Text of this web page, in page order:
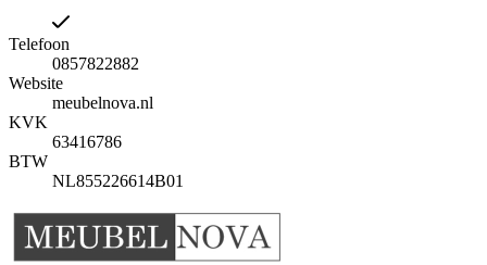
Telefoon
0857822882
Website
meubelnova.nl
KVK
63416786
BTW
NL855226614B01